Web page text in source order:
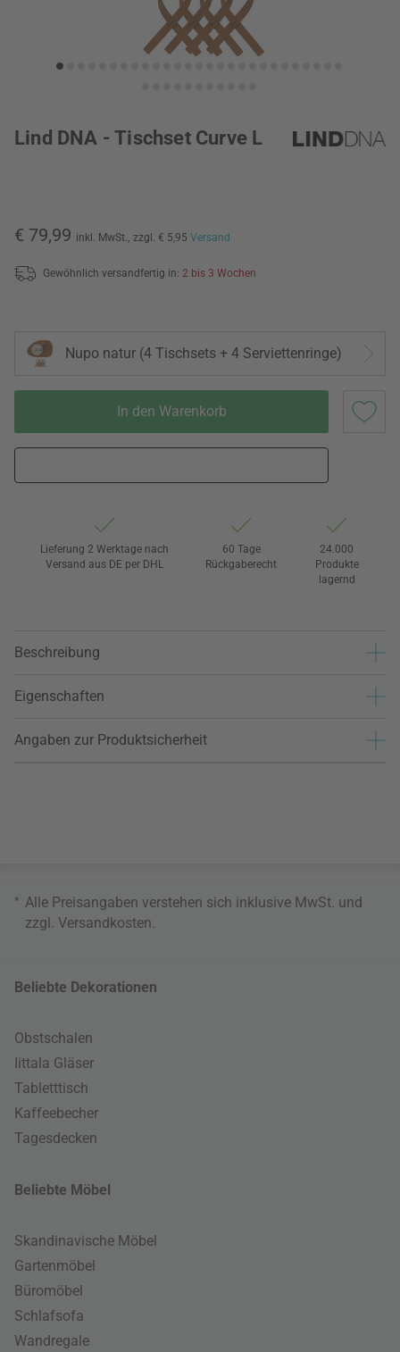
Lind DNA - Tischset Curve L
€ 79,99 inkl. MwSt., zzgl. € 5,95 Versand
Gewöhnlich versandfertig in: 2 bis 3 Wochen
Nupo natur (4 Tischsets + 4 Serviettenringe)
In den Warenkorb
Lieferung 2 Werktage nach
Versand aus DE per DHL
60 Tage
Rückgaberecht
24.000
Produkte
lagernd
Beschreibung
Eigenschaften
Angaben zur Produktsicherheit
* Alle Preisangaben verstehen sich inklusive MwSt. und
zzgl. Versandkosten
Beliebte Dekorationen
Obstschalen
Iittala Gläser
Tabletttisch
Kaffeebecher
Tagesdecken
Beliebte Möbel
Skandinavische Möbel
Gartenmöbel
Büromöbel
Schlafsofa
Wandregale